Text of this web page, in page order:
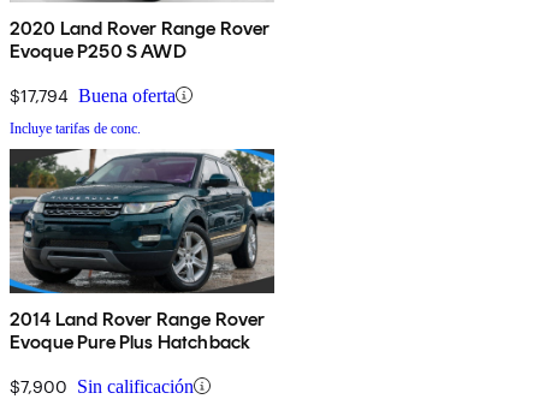
2020 Land Rover Range Rover
Evoque P250 S AWD
$17,794 Buena oferta
Incluye tarifas de conc.
2014 Land Rover Range Rover
Evoque Pure Plus Hatchback
$7,900 Sin calificación